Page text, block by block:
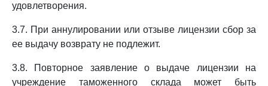
удовлетворения.
3.7. При аннулировании или отзыве лицензии сбор за
ее выдачу возврату не подлежит.
3.8. Повторное заявление о выдаче лицензии на
учреждение таможенного склада может быть